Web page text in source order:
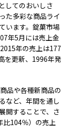
してのおいしさ
た多彩な商品ライ
います。錠菓市場
年5月には売上金
年の売上は177
を更新、1996年発
品や各種新商品の
など、年間を通し
開することで、さ
比104％）の売上